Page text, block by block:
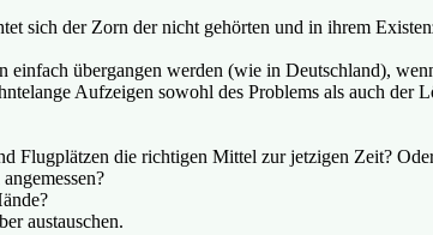
sich der Zorn der nicht gehörten und in ihrem
übergangen werden (wie in Deutschland),
Aufzeigen sowohl des Problems als auch
Flugplätzen die richtigen Mittel zur jetzigen Zeit?
austauschen.